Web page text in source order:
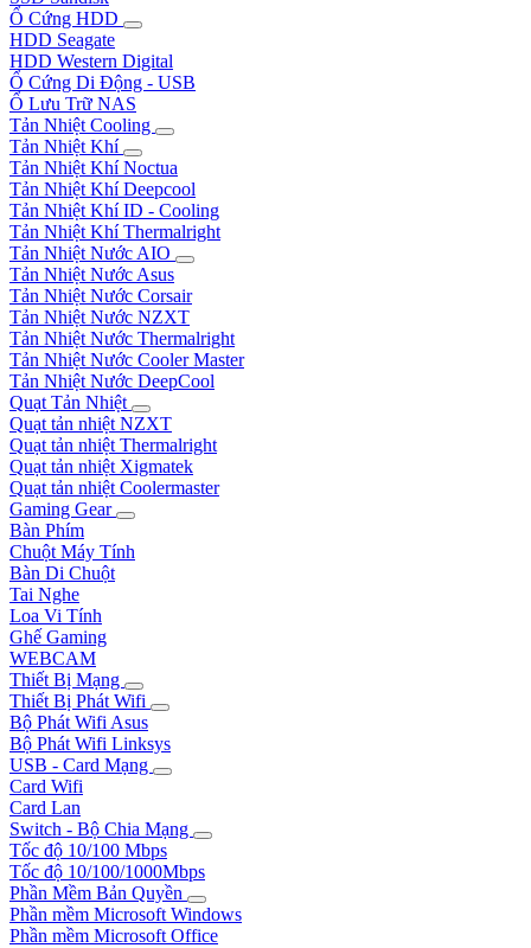
Ổ Cứng HDD
HDD Seagate
HDD Western Digital
Ổ Cứng Di Động - USB
Ổ Lưu Trữ NAS
Tản Nhiệt Cooling
Tản Nhiệt Khí
Tản Nhiệt Khí Noctua
Tản Nhiệt Khí Deepcool
Tản Nhiệt Khí ID - Cooling
Tản Nhiệt Khí Thermalright
Tản Nhiệt Nước AIO
Tản Nhiệt Nước Asus
Tản Nhiệt Nước Corsair
Tản Nhiệt Nước NZXT
Tản Nhiệt Nước Thermalright
Tản Nhiệt Nước Cooler Master
Tản Nhiệt Nước DeepCool
Quạt Tản Nhiệt
Quạt tản nhiệt NZXT
Quạt tản nhiệt Thermalright
Quạt tản nhiệt Xigmatek
Quạt tản nhiệt Coolermaster
Gaming Gear
Bàn Phím
Chuột Máy Tính
Bàn Di Chuột
Tai Nghe
Loa Vi Tính
Ghế Gaming
WEBCAM
Thiết Bị Mạng
Thiết Bị Phát Wifi
Bộ Phát Wifi Asus
Bộ Phát Wifi Linksys
USB - Card Mạng
Card Wifi
Card Lan
Switch - Bộ Chia Mạng
Tốc độ 10/100 Mbps
Tốc độ 10/100/1000Mbps
Phần Mềm Bản Quyền
Phần mềm Microsoft Windows
Phần mềm Microsoft Office